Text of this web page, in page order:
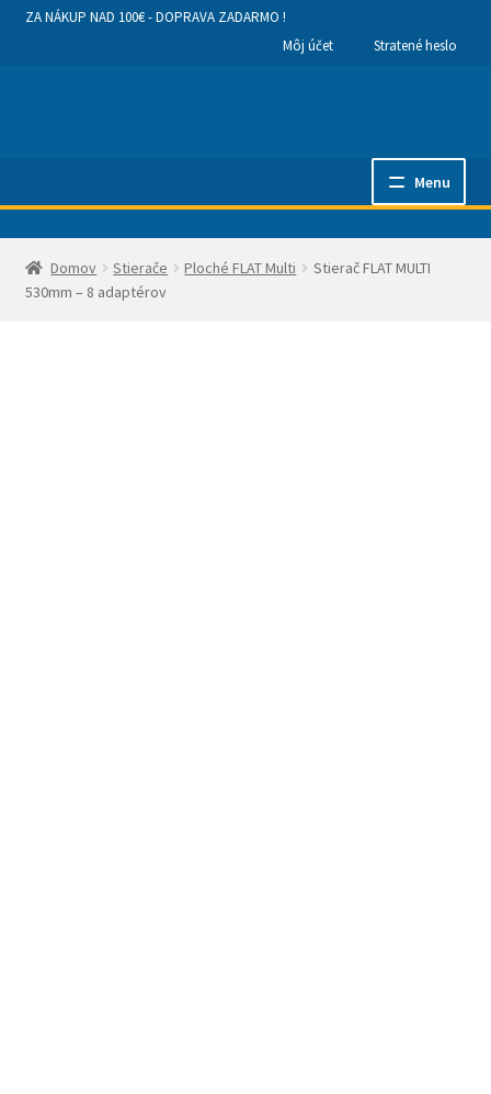
ZA NÁKUP NAD 100€ - DOPRAVA ZADARMO !
Môj účet
Stratené heslo
Menu
Hlavná stránka
Kategórie produktov
Domov Stierače Ploché FLAT Multi
Stierač FLAT MULTI
530mm – 8 adaptérov